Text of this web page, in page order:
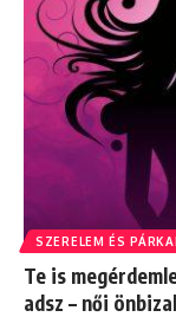
SZERELEM ÉS
Te is
adsz – női